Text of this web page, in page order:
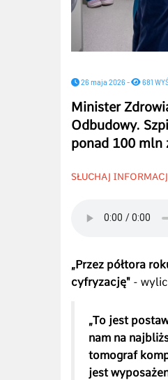
26 maja 2026 - 681
Minister
Odbudowy.
ponad 100 mln
SŁUCHAJ
„Przez półtora
cyfryzację" -
„To jest
nam na
tomograf
jest